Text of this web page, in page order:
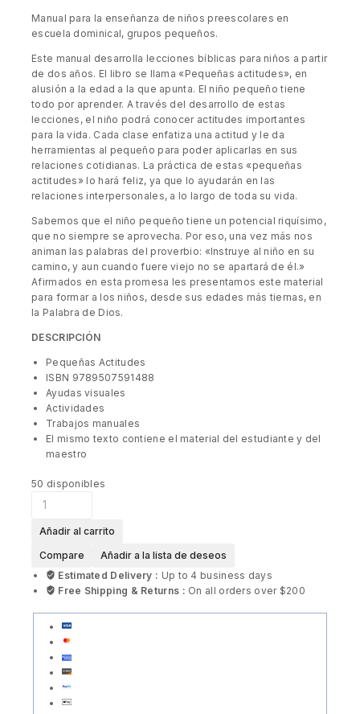
Manual para la enseñanza de niños preescolares en
escuela dominical, grupos pequeños.
Este manual desarrolla lecciones bíblicas para niños a partir
de dos años. El libro se llama «Pequeñas actitudes», en
alusión a la edad a la que apunta. El niño pequeño tiene
todo por aprender. A través del desarrollo de estas
lecciones, el niño podrá conocer actitudes importantes
para la vida. Cada clase enfatiza una actitud y le da
herramientas al pequeño para poder aplicarlas en sus
relaciones cotidianas. La práctica de estas «pequeñas
actitudes» lo hará feliz, ya que lo ayudarán en las
relaciones interpersonales, a lo largo de toda su vida.
Sabemos que el niño pequeño tiene un potencial riquísimo,
que no siempre se aprovecha. Por eso, una vez más nos
animan las palabras del proverbio: «Instruye al niño en su
camino, y aun cuando fuere viejo no se apartará de él.»
Afirmados en esta promesa les presentamos este material
para formar a los niños, desde sus edades más tiernas, en
la Palabra de Dios.
DESCRIPCIÓN
Pequeñas Actitudes
ISBN 9789507591488
Ayudas visuales
Actividades
Trabajos manuales
El mismo texto contiene el material del estudiante y del
maestro
50 disponibles
Añadir al carrito
Compare
Añadir a la lista de deseos
Estimated Delivery : Up to 4 business days
Free Shipping & Returns : On all orders over $200